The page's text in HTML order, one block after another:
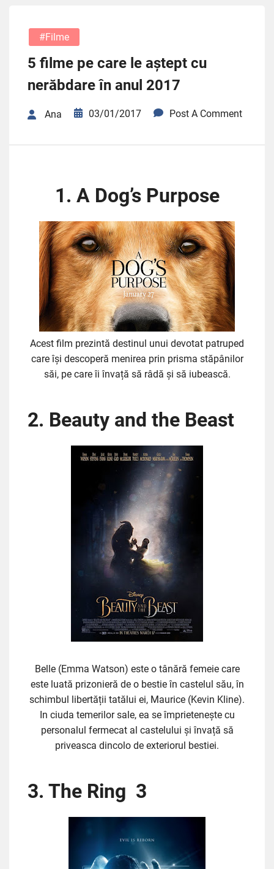
#filme
5 filme pe care le aștept cu
nerăbdare în anul 2017
Ana 03/01/2017 Post A Comment
1. A Dog’s Purpose
Acest film prezintă destinul unui devotat patruped
care își descoperă menirea prin prisma stăpânilor
săi, pe care îi învață să râdă și să iubească.
2. Beauty and the Beast
Belle (Emma Watson) este o tânără femeie care
este luată prizonieră de o bestie în castelul său, în
schimbul libertății tatălui ei, Maurice (Kevin Kline).
In ciuda temerilor sale, ea se împrietenește cu
personalul fermecat al castelului și învață să
priveasca dincolo de exteriorul bestiei.
3. The Ring 3